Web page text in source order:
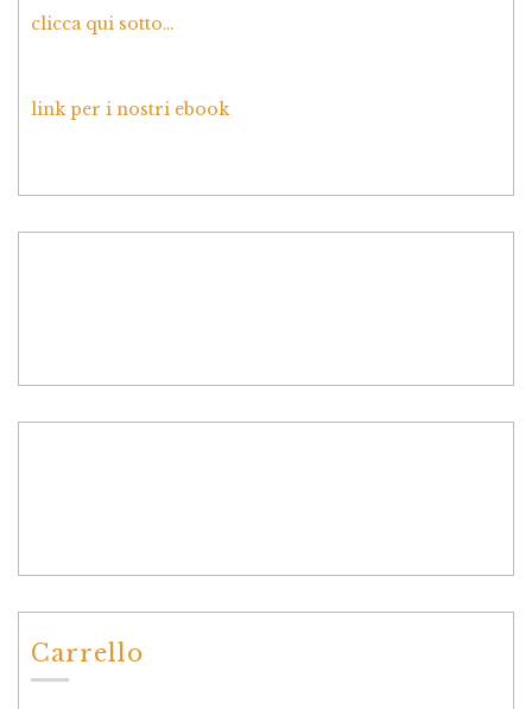
clicca qui sotto…
link per i nostri ebook
Carrello